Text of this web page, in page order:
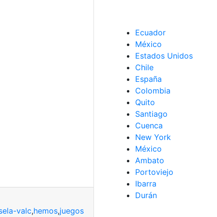
valc,hemos,juegos
Ecuador
México
Estados Unidos
Chile
España
Colombia
Quito
Santiago
Cuenca
New York
México
Ambato
Portoviejo
Ibarra
Durán